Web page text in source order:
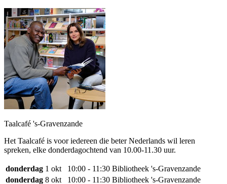
Taalcafé 's-Gravenzande
Het Taalcafé is voor iedereen die beter Nederlands wil leren
spreken, elke donderdagochtend van 10.00-11.30 uur.
donderdag 1 okt 10:00 - 11:30 Bibliotheek 's-Gravenzande
donderdag 8 okt 10:00 - 11:30 Bibliotheek 's-Gravenzande